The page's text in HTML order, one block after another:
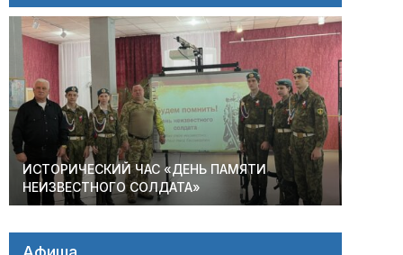
ИСТОРИЧЕСКИЙ ЧАС «ДЕНЬ ПАМЯТИ
НЕИЗВЕСТНОГО СОЛДАТА»